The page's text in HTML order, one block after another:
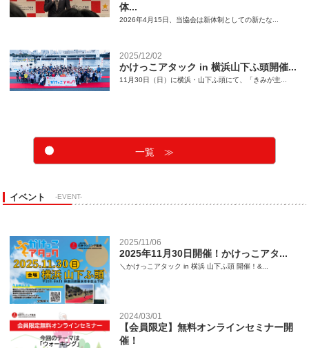
体...
2026年4月15日、当協会は新体制としての新たな...
2025/12/02
かけっこアタック in 横浜山下ふ頭開催...
11月30日（日）に横浜・山下ふ頭にて、「きみが主...
一覧 ≫
イベント -EVENT-
2025/11/06
2025年11月30日開催！かけっこアタ...
＼かけっこアタック in 横浜 山下ふ頭 開催！&...
2024/03/01
【会員限定】無料オンラインセミナー開
催！